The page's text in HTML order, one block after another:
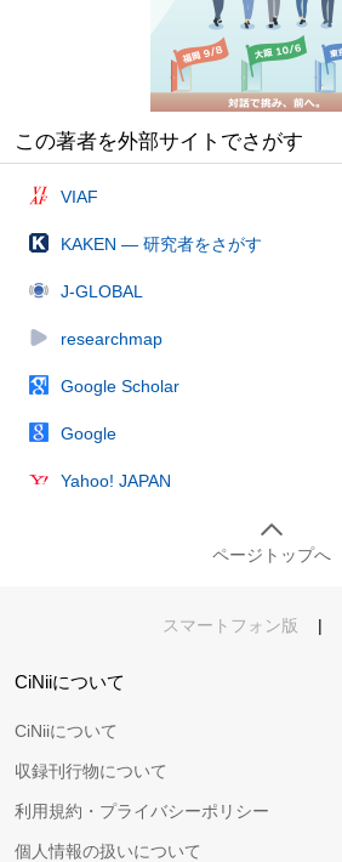
この著者を外部サイトでさがす
VIAF
KAKEN — 研究者をさがす
J-GLOBAL
researchmap
Google Scholar
Google
Yahoo! JAPAN
ページトップへ
スマートフォン版 |
CiNiiについて
CiNiiについて
収録刊行物について
利用規約・プライバシーポリシー
個人情報の扱いについて